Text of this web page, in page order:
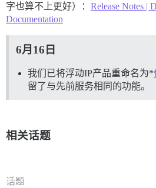
字也算不上更好）： Release Notes |
Documentation
6月16日
我们已将浮动IP产品重命名为*
留了与先前服务相同的功能。
相关话题
话题